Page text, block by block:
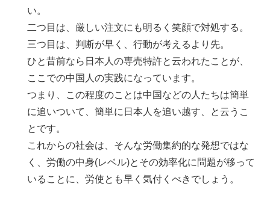
い。
二つ目は、厳しい注文にも明るく笑顔で対処する。
三つ目は、判断が早く、行動が考えるより先。
ひと昔前なら日本人の専売特許と云われたことが、
ここでの中国人の実践になっています。
つまり、この程度のことは中国などの人たちは簡単
に追いついて、簡単に日本人を追い越す、と云うこ
とです。
これからの社会は、そんな労働集約的な発想ではな
く、労働の中身(レベル)とその効率化に問題が移って
いることに、労使とも早く気付くべきでしょう。